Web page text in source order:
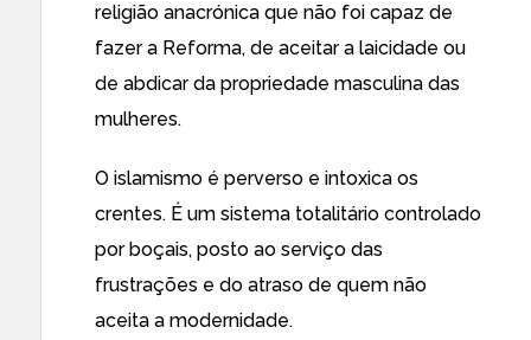
religião anacrónica que não foi capaz de
fazer a Reforma, de aceitar a laicidade ou
de abdicar da propriedade masculina das
mulheres.
O islamismo é perverso e intoxica os
crentes. É um sistema totalitário controlado
por boçais, posto ao serviço das
frustrações e do atraso de quem não
aceita a modernidade.